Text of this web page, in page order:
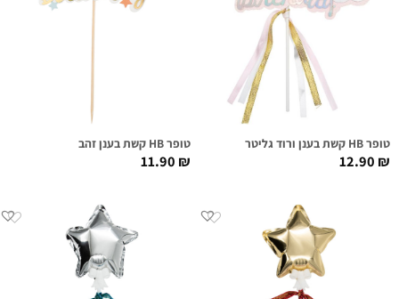
טופר HB קשת בענן ורוד גליטר
12.90₪
טופר HB קשת בענן זהב
11.90₪